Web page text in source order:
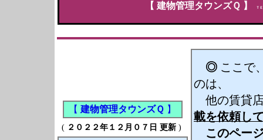
【 建物管理タウンズＱ 】 Ｔ
【建物管理タウンズＱ 】
( ２０２２年１２月０７日 更新 )
◎ ここで
のは、
他の賃貸
載を依頼し
このペー